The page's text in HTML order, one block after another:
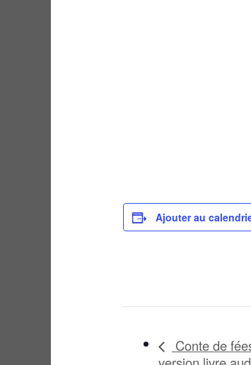
Ajouter au
Conte de